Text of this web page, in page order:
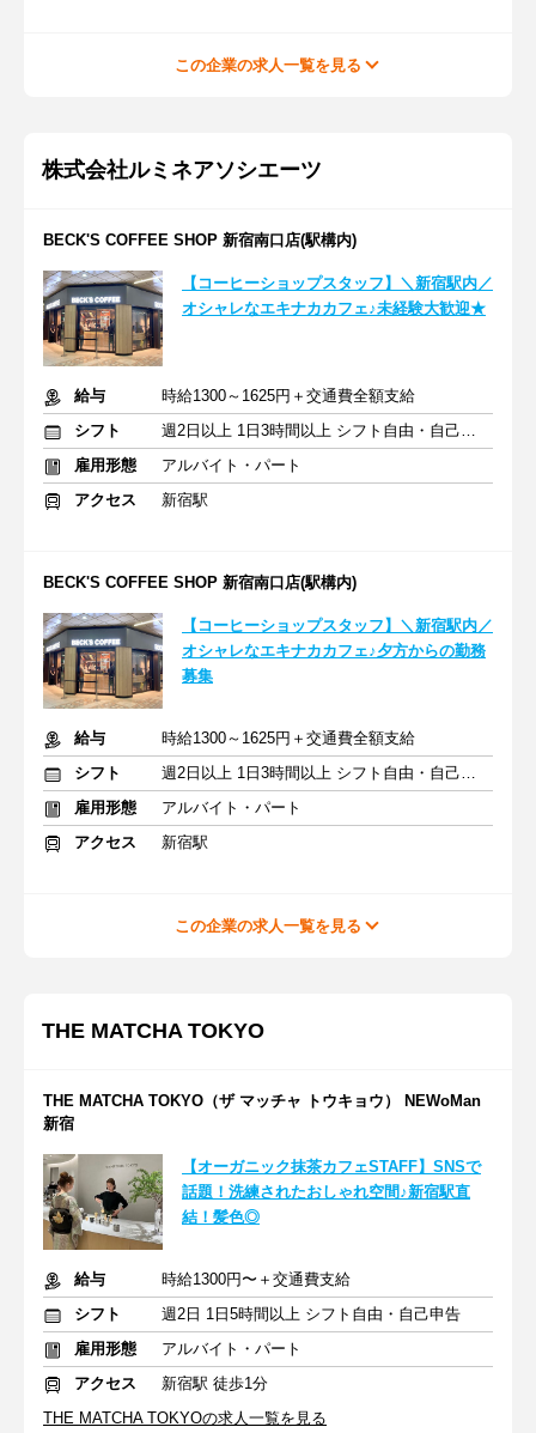
この企業の求人一覧を見る
株式会社ルミネアソシエーツ
BECK'S COFFEE SHOP 新宿南口店(駅構内)
【コーヒーショップスタッフ】＼新宿駅内／
オシャレなエキナカカフェ♪未経験大歓迎★
給与
時給1300～1625円＋交通費全額支給
シフト
週2日以上 1日3時間以上 シフト自由・自己申告
雇用形態
アルバイト・パート
アクセス
新宿駅
BECK'S COFFEE SHOP 新宿南口店(駅構内)
【コーヒーショップスタッフ】＼新宿駅内／
オシャレなエキナカカフェ♪夕方からの勤務
募集
給与
時給1300～1625円＋交通費全額支給
シフト
週2日以上 1日3時間以上 シフト自由・自己申告
雇用形態
アルバイト・パート
アクセス
新宿駅
この企業の求人一覧を見る
THE MATCHA TOKYO
THE MATCHA TOKYO（ザ マッチャ トウキョウ） NEWoMan
新宿
【オーガニック抹茶カフェSTAFF】SNSで
話題！洗練されたおしゃれ空間♪新宿駅直
結！髪色◎
給与
時給1300円〜＋交通費支給
シフト
週2日 1日5時間以上 シフト自由・自己申告
雇用形態
アルバイト・パート
アクセス
新宿駅 徒歩1分
THE MATCHA TOKYOの求人一覧を見る